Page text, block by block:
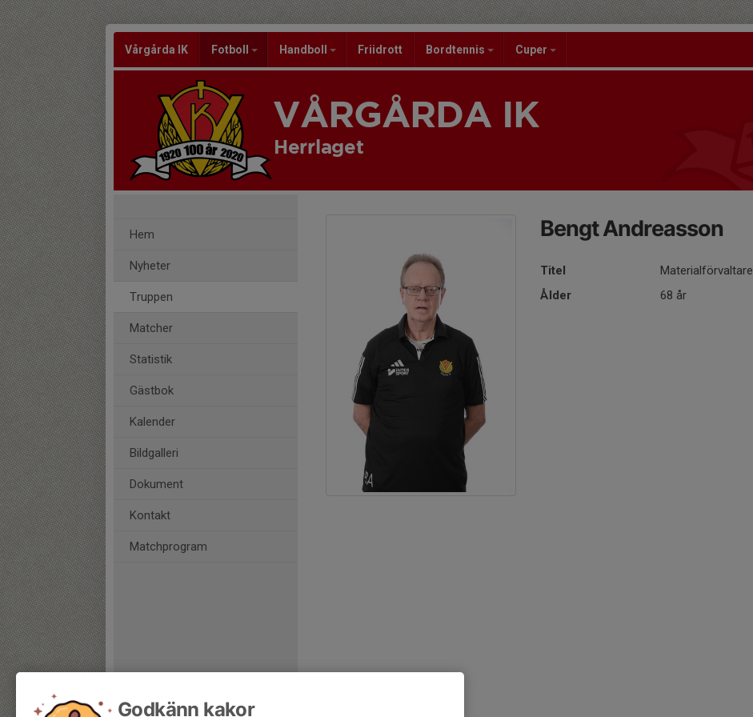
Vårgårda IK Fotboll Handboll Friidrott Bordtennis Cuper
VÅRGÅRDA IK
Herrlaget
Hem
Nyheter
Truppen
Matcher
Statistik
Gästbok
Kalender
Bildgalleri
Dokument
Kontakt
Matchprogram
Bengt Andreasson
Titel
Materialförvaltare
Ålder
68 år
Godkänn kakor